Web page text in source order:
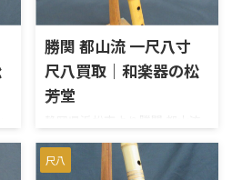
八には2名の銘が入っておりと
ても貴重な逸品です。歌口には
金巻き、中継ぎは銀輪が施され
ており、造りもとても丁寧で繊
細です。 【仕様】都山流 竹
55cm）歌口 内径約2.2cm
外径約3.8cm管尻 内径約
1.9cm 外径約5.6cm 尺八は日
勝関 都山流 一尺八寸
尺八買取｜和楽器の松
芳堂
尺八 一尺八寸を宅配買取させ
ていただきました。歌口と管
尺八